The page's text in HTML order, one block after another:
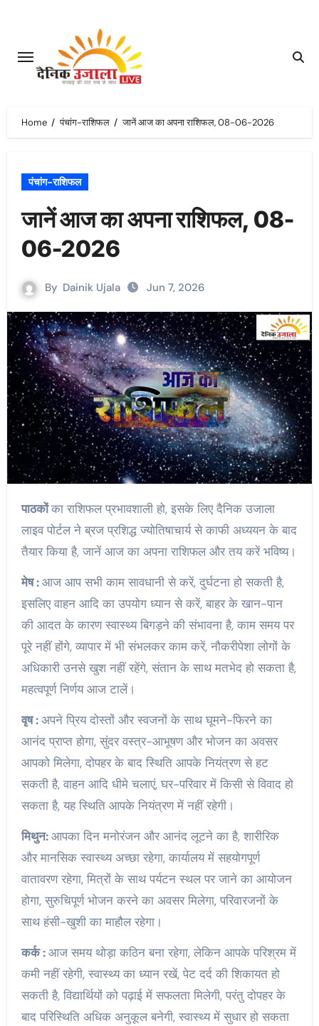
content
Home पंचांग-राशिफल जानें आज का अपना राशिफल, 08-06-2026
पंचांग-राशिफल
जानें आज का अपना राशिफल, 08-
06-2026
By Dainik Ujala Jun 7, 2026
पाठकोंका राशिफल प्रभावशाली हो, इसके लिए दैनिक उजाला
लाइव पोर्टल ने ब्रज प्रशिद्ध ज्योतिषाचार्य से काफी अध्ययन के बाद
तैयार किया है, जानें आज का अपना राशिफल और तय करें भविष्य।
मेष :आज आप सभी काम सावधानी से करें, दुर्घटना हो सकती है,
इसलिए वाहन आदि का उपयोग ध्यान से करें, बाहर के खान-पान
की आदत के कारण स्वास्थ्य बिगड़ने की संभावना है, काम समय पर
पूरे नहीं होंगे, व्यापार में भी संभलकर काम करें, नौकरीपेशा लोगों के
अधिकारी उनसे खुश नहीं रहेंगे, संतान के साथ मतभेद हो सकता है,
महत्वपूर्ण निर्णय आज टालें।
वृष :अपने प्रिय दोस्तों और स्वजनों के साथ घूमने-फिरने का
आनंद प्राप्त होगा, सुंदर वस्त्र-आभूषण और भोजन का अवसर
आपको मिलेगा, दोपहर के बाद स्थिति आपके नियंत्रण से हट
सकती है, वाहन आदि धीमे चलाएं, घर-परिवार में किसी से विवाद हो
सकता है, यह स्थिति आपके नियंत्रण में नहीं रहेगी।
मिथुन:आपका दिन मनोरंजन और आनंद लूटने का है, शारीरिक
और मानसिक स्वास्थ्य अच्छा रहेगा, कार्यालय में सहयोगपूर्ण
वातावरण रहेगा, मित्रों के साथ पर्यटन स्थल पर जाने का आयोजन
होगा, सुरुचिपूर्ण भोजन करने का अवसर मिलेगा, परिवारजनों के
साथ हंसी-खुशी का माहौल रहेगा।
कर्क :आज समय थोड़ा कठिन बना रहेगा, लेकिन आपके परिश्रम में
कमी नहीं रहेगी, स्वास्थ्य का ध्यान रखें, पेट दर्द की शिकायत हो
सकती है, विद्यार्थियों को पढ़ाई में सफलता मिलेगी, परंतु दोपहर के
बाद परिस्थिति अधिक अनुकूल बनेगी, स्वास्थ्य में सुधार हो सकता